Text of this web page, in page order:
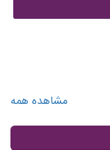
مشاهده همه